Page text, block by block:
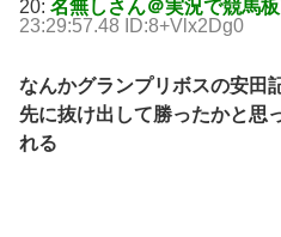
20: 名無しさん＠実況で競馬
23:29:57.48 ID:8+Vlx2Dg0
なんかグランプリボスの安田
先に抜け出して勝ったかと思
れる